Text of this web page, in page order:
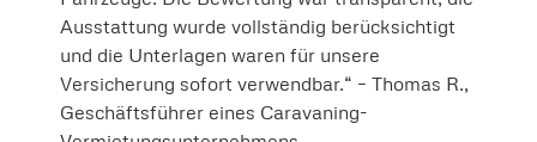
Ausstattung wurde vollständig berücksichtigt
und die Unterlagen waren für unsere
Versicherung sofort verwendbar.“ – Thomas R.,
Geschäftsführer eines Caravaning-